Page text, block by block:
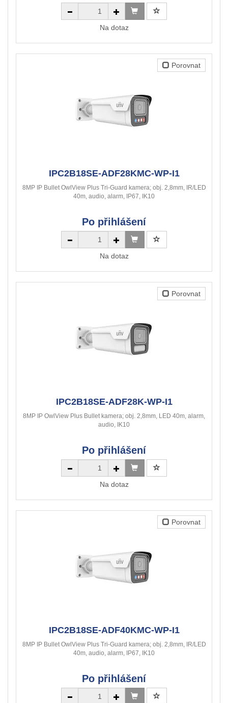
Na dotaz
Porovnat
IPC2B18SE-ADF28KMC-WP-I1
8MP IP Bullet OwlView Plus Tri-Guard kamera; obj. 2,8mm, IR/LED
40m, audio, alarm, IP67, IK10
Po přihlášení
Na dotaz
Porovnat
IPC2B18SE-ADF28K-WP-I1
8MP IP OwlView Plus Bullet kamera; obj. 2,8mm, LED 40m, alarm,
audio, IK10
Po přihlášení
Na dotaz
Porovnat
IPC2B18SE-ADF40KMC-WP-I1
8MP IP Bullet OwlView Plus Tri-Guard kamera; obj. 2,8mm, IR/LED
40m, audio, alarm, IP67, IK10
Po přihlášení